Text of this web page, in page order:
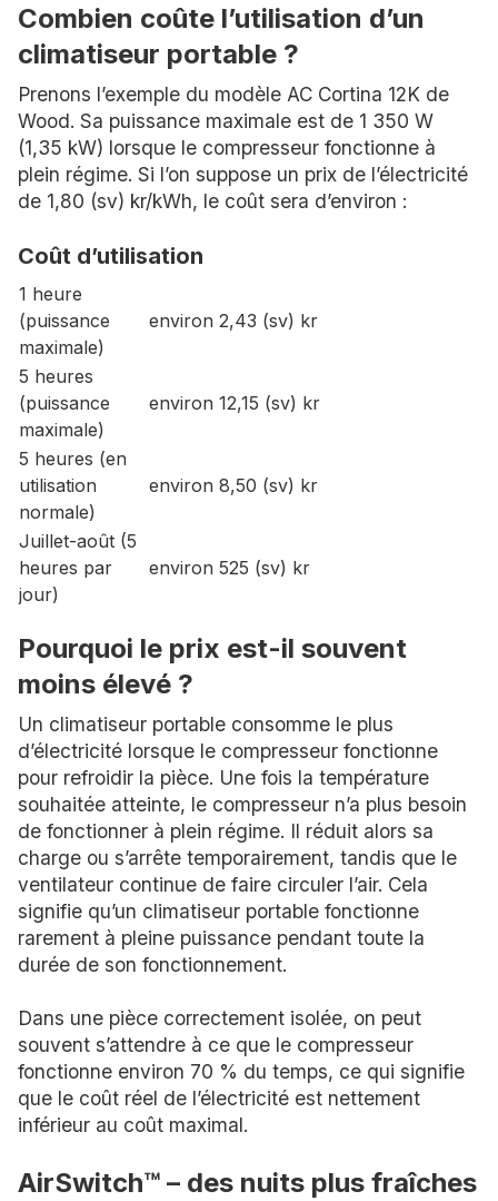
Combien coûte l’utilisation d’un
climatiseur portable ?
Prenons l’exemple du modèle AC Cortina 12K de
Wood. Sa puissance maximale est de 1 350 W
(1,35 kW) lorsque le compresseur fonctionne à
plein régime. Si l’on suppose un prix de l’électricité
de 1,80 (sv) kr/kWh, le coût sera d’environ :
Coût d’utilisation
1 heure
(puissance
maximale)
environ 2,43 (sv) kr
5 heures
(puissance
maximale)
environ 12,15 (sv) kr
5 heures (en
utilisation
normale)
environ 8,50 (sv) kr
Juillet-août (5
heures par
jour)
environ 525 (sv) kr
Pourquoi le prix est-il souvent
moins élevé ?
Un climatiseur portable consomme le plus
d’électricité lorsque le compresseur fonctionne
pour refroidir la pièce. Une fois la température
souhaitée atteinte, le compresseur n’a plus besoin
de fonctionner à plein régime. Il réduit alors sa
charge ou s’arrête temporairement, tandis que le
ventilateur continue de faire circuler l’air. Cela
signifie qu’un climatiseur portable fonctionne
rarement à pleine puissance pendant toute la
durée de son fonctionnement.
Dans une pièce correctement isolée, on peut
souvent s’attendre à ce que le compresseur
fonctionne environ 70 % du temps, ce qui signifie
que le coût réel de l’électricité est nettement
inférieur au coût maximal.
AirSwitch™ – des nuits plus fraîches